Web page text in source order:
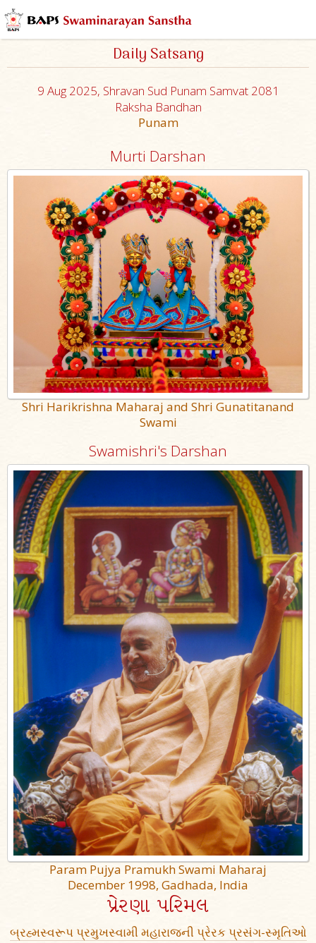
Daily Satsang
9 Aug 2025, Shravan Sud Punam Samvat 2081
Raksha Bandhan
Punam
Murti Darshan
Shri Harikrishna Maharaj and Shri Gunatitanand
Swami
Swamishri's Darshan
Param Pujya Pramukh Swami Maharaj
December 1998, Gadhada, India
પ્રેરણા પરિમલ
બ્રહ્મસ્વરૂપ પ્રમુખસ્વામી મહારાજની પ્રેરક પ્રસંગ-સ્મૃતિઓ